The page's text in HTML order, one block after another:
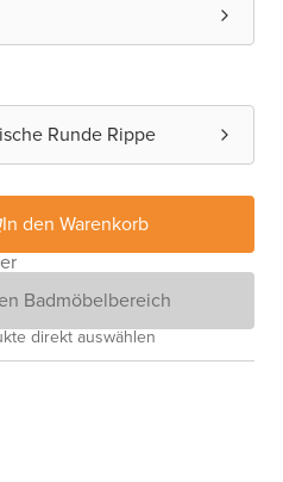
Runde Rippe
In den Warenkorb
Badmöbelbereich
direkt auswählen